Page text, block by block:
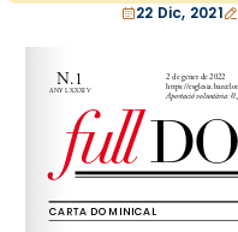
22 Dic, 2021